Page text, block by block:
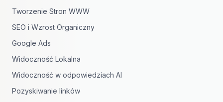
Tworzenie Stron WWW
SEO i Wzrost Organiczny
Google Ads
Widoczność Lokalna
Widoczność w odpowiedziach AI
Pozyskiwanie linków